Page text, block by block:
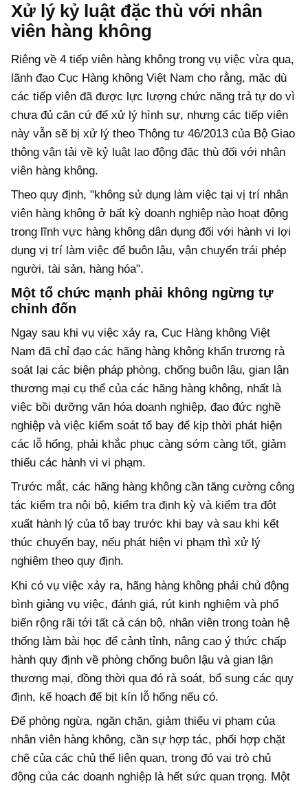
Xử lý kỷ luật đặc thù với nhân
viên hàng không
Riêng về 4 tiếp viên hàng không trong vụ việc vừa qua,
lãnh đạo Cục Hàng không Việt Nam cho rằng, mặc dù
các tiếp viên đã được lực lượng chức năng trả tự do vì
chưa đủ căn cứ để xử lý hình sự, nhưng các tiếp viên
này vẫn sẽ bị xử lý theo Thông tư 46/2013 của Bộ Giao
thông vận tải về kỷ luật lao động đặc thù đối với nhân
viên hàng không.
Theo quy định, "không sử dụng làm việc tại vị trí nhân
viên hàng không ở bất kỳ doanh nghiệp nào hoạt động
trong lĩnh vực hàng không dân dụng đối với hành vi lợi
dụng vị trí làm việc để buôn lậu, vận chuyển trái phép
người, tài sản, hàng hóa".
Một tổ chức mạnh phải không ngừng tự
chỉnh đốn
Ngay sau khi vụ việc xảy ra, Cục Hàng không Việt
Nam đã chỉ đạo các hãng hàng không khẩn trương rà
soát lại các biện pháp phòng, chống buôn lậu, gian lận
thương mại cụ thể của các hãng hàng không, nhất là
việc bồi dưỡng văn hóa doanh nghiệp, đạo đức nghề
nghiệp và việc kiểm soát tổ bay để kịp thời phát hiện
các lỗ hổng, phải khắc phục càng sớm càng tốt, giảm
thiểu các hành vi vi phạm.
Trước mắt, các hãng hàng không cần tăng cường công
tác kiểm tra nội bộ, kiểm tra định kỳ và kiểm tra đột
xuất hành lý của tổ bay trước khi bay và sau khi kết
thúc chuyến bay, nếu phát hiện vi phạm thì xử lý
nghiêm theo quy định.
Khi có vụ việc xảy ra, hãng hàng không phải chủ động
bình giảng vụ việc, đánh giá, rút kinh nghiệm và phổ
biến rộng rãi tới tất cả cán bộ, nhân viên trong toàn hệ
thống làm bài học để cảnh tỉnh, nâng cao ý thức chấp
hành quy định về phòng chống buôn lậu và gian lận
thương mại, đồng thời qua đó rà soát, bổ sung các quy
định, kế hoạch để bịt kín lỗ hổng nếu có.
Để phòng ngừa, ngăn chặn, giảm thiểu vi phạm của
nhân viên hàng không, cần sự hợp tác, phối hợp chặt
chẽ của các chủ thể liên quan, trong đó vai trò chủ
động của các doanh nghiệp là hết sức quan trọng. Một